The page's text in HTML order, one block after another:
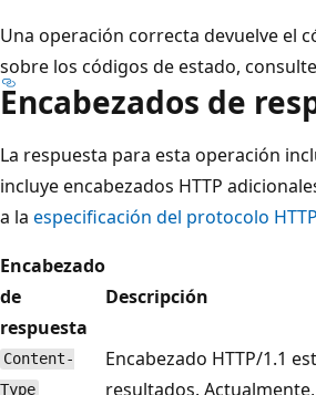
Una operación correcta devuelve el
sobre los códigos de estado, consulte
Encabezados de
La respuesta para esta operación
incluye encabezados HTTP
a la especificación del protocolo
Encabezado
de
respuesta
Descripción
Content-
Type
Encabezado HTTP/1.1
resultados.